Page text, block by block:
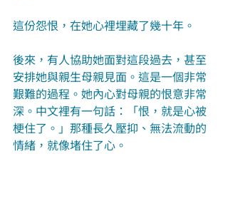
這份怨恨，在她心裡埋藏了幾十年。
後來，有人協助她面對這段過去，甚至
安排她與親生母親見面。這是一個非常
艱難的過程。她內心對母親的恨意非常
深。中文裡有一句話：「恨，就是心被
梗住了。」那種長久壓抑、無法流動的
情緒，就像堵住了心。